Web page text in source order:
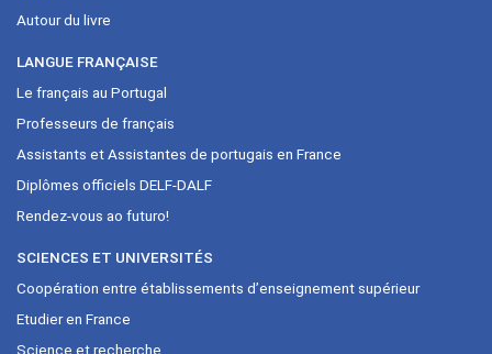
Autour du livre
LANGUE FRANÇAISE
Le français au Portugal
Professeurs de français
Assistants et Assistantes de portugais en France
Diplômes officiels DELF-DALF
Rendez-vous ao futuro!
SCIENCES ET UNIVERSITÉS
Coopération entre établissements d’enseignement supérieur
Etudier en France
Science et recherche